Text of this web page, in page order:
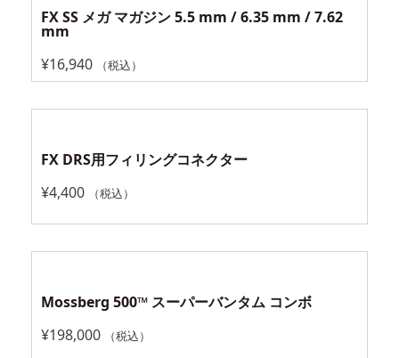
FX SS メガ マガジン 5.5 mm / 6.35 mm / 7.62
mm
¥16,940 （税込）
FX DRS用フィリングコネクター
¥4,400 （税込）
Mossberg 500™ スーパーバンタム コンボ
¥198,000 （税込）